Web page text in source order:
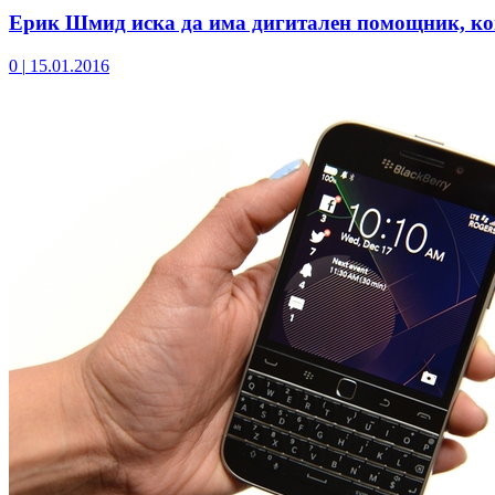
Ерик Шмид иска да има дигитален помощник,
0 | 15.01.2016